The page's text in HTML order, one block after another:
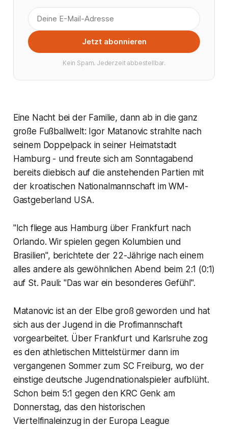
Jetzt abonnieren
Kein Spam. Jederzeit abbestellbar.
Eine Nacht bei der Familie, dann ab in die ganz
große Fußballwelt: Igor Matanovic strahlte nach
seinem Doppelpack in seiner Heimatstadt
Hamburg - und freute sich am Sonntagabend
bereits diebisch auf die anstehenden Partien mit
der kroatischen Nationalmannschaft im WM-
Gastgeberland USA.
"Ich fliege aus Hamburg über Frankfurt nach
Orlando. Wir spielen gegen Kolumbien und
Brasilien", berichtete der 22-Jährige nach einem
alles andere als gewöhnlichen Abend beim 2:1 (0:1)
auf St. Pauli: "Das war ein besonderes Gefühl".
Matanovic ist an der Elbe groß geworden und hat
sich aus der Jugend in die Profimannschaft
vorgearbeitet. Über Frankfurt und Karlsruhe zog
es den athletischen Mittelstürmer dann im
vergangenen Sommer zum SC Freiburg, wo der
einstige deutsche Jugendnationalspieler aufblüht.
Schon beim 5:1 gegen den KRC Genk am
Donnerstag, das den historischen
Viertelfinaleinzug in der Europa League